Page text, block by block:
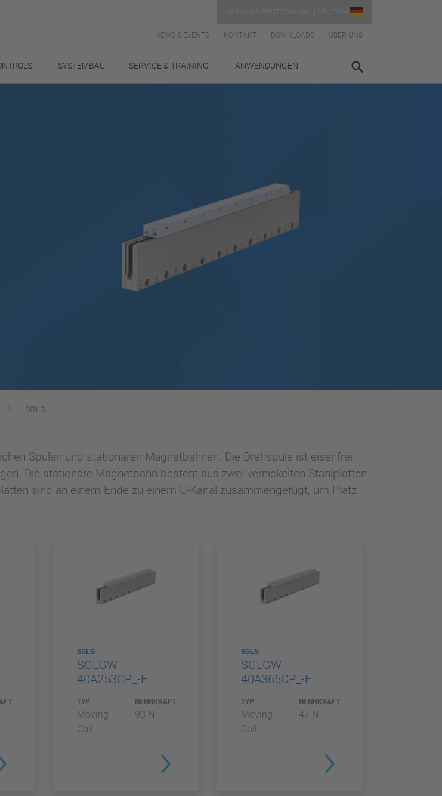
NEWS & EVENTS KONTAKT DOWNLOADS ÜBER UNS
SYSTEMBAU SERVICE & TRAINING ANWENDUNGEN
SGLG
Spulen und stationären Magnetbahnen. Die Drehspule ist eisenfrei
Die stationäre Magnetbahn besteht aus zwei vernickelten Stahlplatten
sind an einem Ende zu einem U-Kanal zusammengefügt, um Platz
SGLG
SGLGW-
40A253CP_-E
TYP
Moving
Coil
NENNKRAFT
93 N
SGLG
SGLGW-
40A365CP_-E
TYP
Moving
Coil
NENNKRAFT
47 N